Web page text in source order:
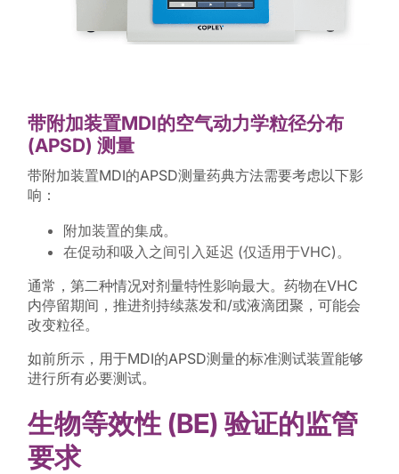
带附加装置MDI的空气动力学粒径分布
(APSD) 测量
带附加装置MDI的APSD测量药典方法需要考虑以下影
响：
附加装置的集成。
在促动和吸入之间引入延迟 (仅适用于VHC)。
通常，第二种情况对剂量特性影响最大。药物在VHC
内停留期间，推进剂持续蒸发和/或液滴团聚，可能会
改变粒径。
如前所示，用于MDI的APSD测量的标准测试装置能够
进行所有必要测试。
生物等效性 (BE) 验证的监管
要求